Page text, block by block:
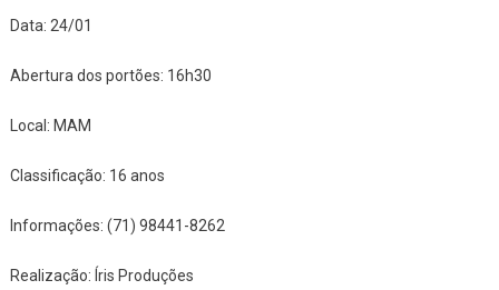
Data: 24/01
Abertura dos portões: 16h30
Local: MAM
Classificação: 16 anos
Informações: (71) 98441-8262
Realização: Íris Produções